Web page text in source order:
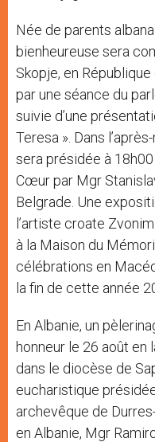
Née de parents
bienheureuse sera
Skopje, en
par une séance du
suivie d’une
Teresa ». Dans
sera présidée à
Cœur par Mgr
Belgrade. Une
l’artiste croate
à la Maison du
célébrations en
la fin de cette année
En Albanie, un
honneur le 26 août en
dans le diocèse de
eucharistique
archevêque de
en Albanie, Mgr